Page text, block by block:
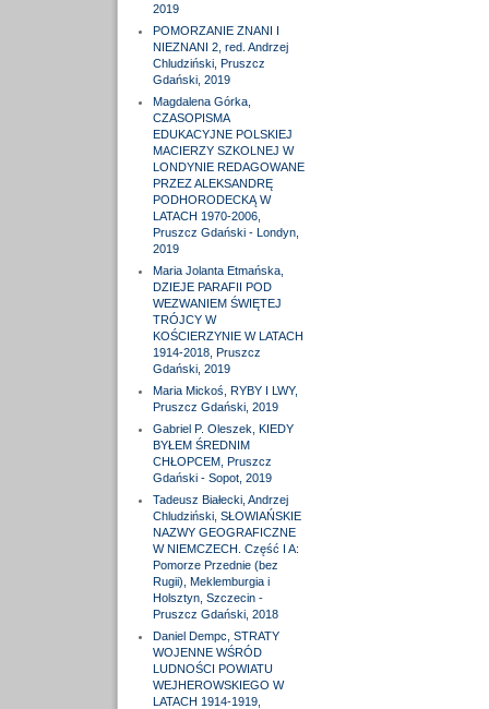
2019
POMORZANIE ZNANI I
NIEZNANI 2, red. Andrzej
Chludziński, Pruszcz
Gdański, 2019
Magdalena Górka,
CZASOPISMA
EDUKACYJNE POLSKIEJ
MACIERZY SZKOLNEJ W
LONDYNIE REDAGOWANE
PRZEZ ALEKSANDRĘ
PODHORODECKĄ W
LATACH 1970-2006,
Pruszcz Gdański - Londyn,
2019
Maria Jolanta Etmańska,
DZIEJE PARAFII POD
WEZWANIEM ŚWIĘTEJ
TRÓJCY W
KOŚCIERZYNIE W LATACH
1914-2018, Pruszcz
Gdański, 2019
Maria Mickoś, RYBY I LWY,
Pruszcz Gdański, 2019
Gabriel P. Oleszek, KIEDY
BYŁEM ŚREDNIM
CHŁOPCEM, Pruszcz
Gdański - Sopot, 2019
Tadeusz Białecki, Andrzej
Chludziński, SŁOWIAŃSKIE
NAZWY GEOGRAFICZNE
W NIEMCZECH. Część I A:
Pomorze Przednie (bez
Rugii), Meklemburgia i
Holsztyn, Szczecin -
Pruszcz Gdański, 2018
Daniel Dempc, STRATY
WOJENNE WŚRÓD
LUDNOŚCI POWIATU
WEJHEROWSKIEGO W
LATACH 1914-1919,